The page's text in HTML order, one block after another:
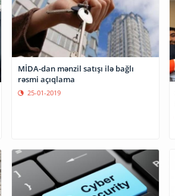
MİDA-dan mənzil satışı ilə bağlı
rəsmi açıqlama
25-01-2019